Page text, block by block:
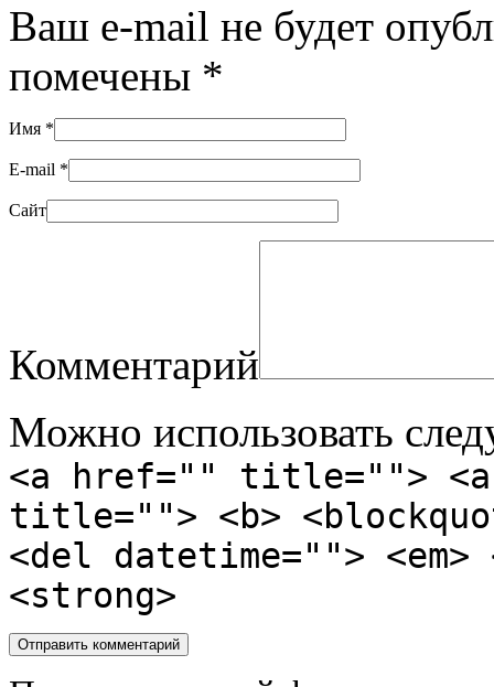
Ваш e-mail не будет
помечены *
Имя *
E-mail *
Сайт
Комментарий
Можно использовать
<a href="" title="">
title=""> <b>
<del datetime="">
<strong>